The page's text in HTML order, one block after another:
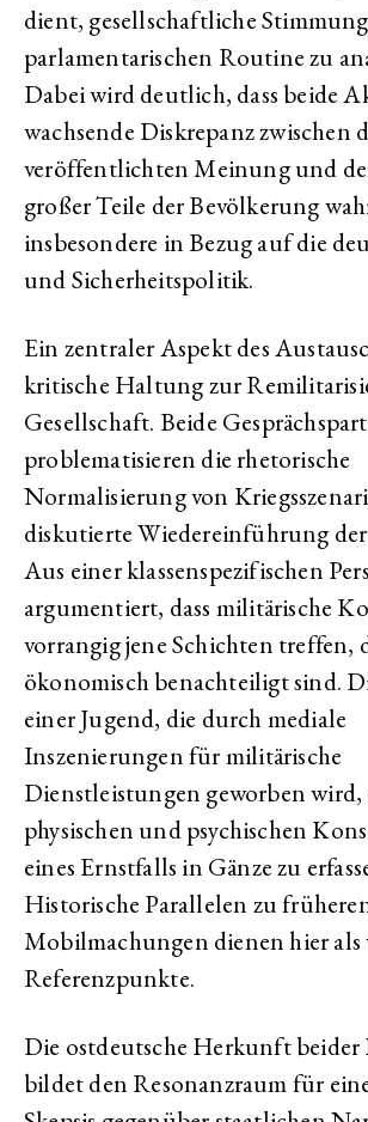
dient, gesellschaftliche
parlamentarischen Routine zu
Dabei wird deutlich, dass beide
wachsende Diskrepanz zwischen
veröffentlichten Meinung und
großer Teile der Bevölkerung
insbesondere in Bezug auf die
und Sicherheitspolitik.
Ein zentraler Aspekt des
kritische Haltung zur
Gesellschaft. Beide
problematisieren die rhetorische
Normalisierung von
diskutierte Wiedereinführung
Aus einer klassenspezifischen
argumentiert, dass militärische
vorrangig jene Schichten treffen,
ökonomisch benachteiligt sind.
einer Jugend, die durch mediale
Inszenierungen für militärische
Dienstleistungen geworben wird,
physischen und psychischen
eines Ernstfalls in Gänze zu
Historische Parallelen zu
Mobilmachungen dienen hier als
Referenzpunkte.
Die ostdeutsche Herkunft beider
bildet den Resonanzraum für